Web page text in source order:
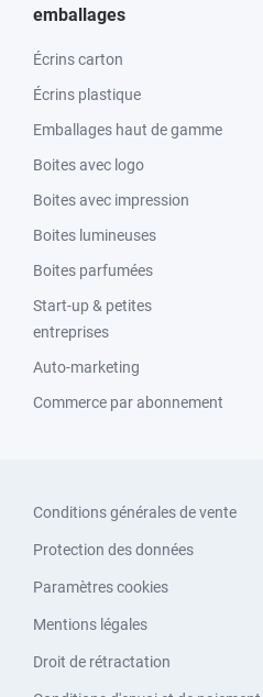
emballages
Écrins carton
Écrins plastique
Emballages haut de gamme
Boites avec logo
Boites avec impression
Boites lumineuses
Boites parfumées
Start-up & petites
entreprises
Auto-marketing
Commerce par abonnement
Conditions générales de vente
Protection des données
Paramètres cookies
Mentions légales
Droit de rétractation